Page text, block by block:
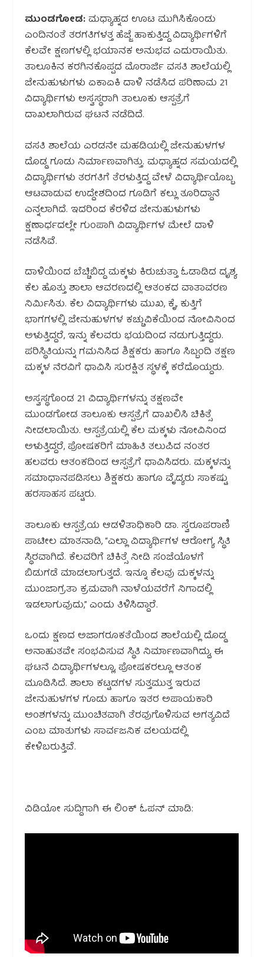
ಮುಂಡಗೋಡ:ಮಧ್ಯಾಹ್ನದ ಊಟ ಮುಗಿಸಿಕೊಂಡು
ಎಂದಿನಂತೆ ತರಗತಿಗಳತ್ತ ಹೆಜ್ಜೆ ಹಾಕುತ್ತಿದ್ದ ವಿದ್ಯಾರ್ಥಿಗಳಿಗೆ
ಕೆಲವೇ ಕ್ಷಣಗಳಲ್ಲಿ ಭಯಾನಕ ಅನುಭವ ಎದುರಾಯಿತು.
ತಾಲೂಕಿನ ಕರಗಿನಕೊಪ್ಪದ ಮೊರಾರ್ಜಿ ವಸತಿ ಶಾಲೆಯಲ್ಲಿ
ಜೇನುಹುಳುಗಳು ಏಕಾಏಕಿ ದಾಳಿ ನಡೆಸಿದ ಪರಿಣಾಮ 21
ವಿದ್ಯಾರ್ಥಿಗಳು ಅಸ್ವಸ್ಥರಾಗಿ ತಾಲೂಕು ಆಸ್ಪತ್ರೆಗೆ
ದಾಖಲಾಗಿರುವ ಘಟನೆ ನಡೆದಿದೆ.
ವಸತಿ ಶಾಲೆಯ ಎರಡನೇ ಮಹಡಿಯಲ್ಲಿ ಜೇನುಹುಳಗಳ
ದೊಡ್ಡ ಗೂಡು ನಿರ್ಮಾಣವಾಗಿತ್ತು. ಮಧ್ಯಾಹ್ನದ ಸಮಯದಲ್ಲಿ
ವಿದ್ಯಾರ್ಥಿಗಳು ತರಗತಿಗೆ ತೆರಳುತ್ತಿದ್ದ ವೇಳೆ ವಿದ್ಯಾರ್ಥಿಯೊಬ್ಬ
ಆಟವಾಡುವ ಉದ್ದೇಶದಿಂದ ಗೂಡಿಗೆ ಕಲ್ಲು ತೂರಿದ್ದಾನೆ
ಎನ್ನಲಾಗಿದೆ. ಇದರಿಂದ ಕೆರಳಿದ ಜೇನುಹುಳುಗಳು
ಕ್ಷಣಾರ್ಧದಲ್ಲೇ ಗುಂಪಾಗಿ ವಿದ್ಯಾರ್ಥಿಗಳ ಮೇಲೆ ದಾಳಿ
ನಡೆಸಿವೆ.
ದಾಳಿಯಿಂದ ಬೆಚ್ಚಿಬಿದ್ದ ಮಕ್ಕಳು ಕಿರುಚುತ್ತಾ ಓಡಾಡಿದ ದೃಶ್ಯ
ಕೆಲ ಹೊತ್ತು ಶಾಲಾ ಆವರಣದಲ್ಲಿ ಆತಂಕದ ವಾತಾವರಣ
ನಿರ್ಮಿಸಿತು. ಕೆಲ ವಿದ್ಯಾರ್ಥಿಗಳು ಮುಖ, ಕೈ, ಕುತ್ತಿಗೆ
ಭಾಗಗಳಲ್ಲಿ ಜೇನುಹುಳಗಳ ಕಚ್ಚುವಿಕೆಯಿಂದ ನೋವಿನಿಂದ
ಅಳುತ್ತಿದ್ದರೆ, ಇನ್ನು ಕೆಲವರು ಭಯದಿಂದ ನಡುಗುತ್ತಿದ್ದರು.
ಪರಿಸ್ಥಿತಿಯನ್ನು ಗಮನಿಸಿದ ಶಿಕ್ಷಕರು ಹಾಗೂ ಸಿಬ್ಬಂದಿ ತಕ್ಷಣ
ಮಕ್ಕಳ ನೆರವಿಗೆ ಧಾವಿಸಿ ಸುರಕ್ಷಿತ ಸ್ಥಳಕ್ಕೆ ಕರೆದೊಯ್ದರು.
ಅಸ್ವಸ್ಥಗೊಂಡ 21 ವಿದ್ಯಾರ್ಥಿಗಳನ್ನು ತಕ್ಷಣವೇ
ಮುಂಡಗೋಡ ತಾಲೂಕು ಆಸ್ಪತ್ರೆಗೆ ದಾಖಲಿಸಿ ಚಿಕಿತ್ಸೆ
ನೀಡಲಾಯಿತು. ಆಸ್ಪತ್ರೆಯಲ್ಲಿ ಕೆಲ ಮಕ್ಕಳು ನೋವಿನಿಂದ
ಅಳುತ್ತಿದ್ದರೆ, ಪೋಷಕರಿಗೆ ಮಾಹಿತಿ ತಲುಪಿದ ನಂತರ
ಹಲವರು ಆತಂಕದಿಂದ ಆಸ್ಪತ್ರೆಗೆ ಧಾವಿಸಿದರು. ಮಕ್ಕಳನ್ನು
ಸಮಾಧಾನಪಡಿಸಲು ಶಿಕ್ಷಕರು ಹಾಗೂ ವೈದ್ಯರು ಸಾಕಷ್ಟು
ಹರಸಾಹಸ ಪಟ್ಟರು.
ತಾಲೂಕು ಆಸ್ಪತ್ರೆಯ ಆಡಳಿತಾಧಿಕಾರಿ ಡಾ. ಸ್ವರೂಪರಾಣಿ
ಪಾಟೀಲ ಮಾತನಾಡಿ, “ಎಲ್ಲಾ ವಿದ್ಯಾರ್ಥಿಗಳ ಆರೋಗ್ಯ ಸ್ಥಿತಿ
ಸ್ಥಿರವಾಗಿದೆ. ಕೆಲವರಿಗೆ ಚಿಕಿತ್ಸೆ ನೀಡಿ ಸಂಜೆಯೊಳಗೆ
ಬಿಡುಗಡೆ ಮಾಡಲಾಗುತ್ತದೆ. ಇನ್ನೂ ಕೆಲವು ಮಕ್ಕಳನ್ನು
ಮುಂಜಾಗ್ರತಾ ಕ್ರಮವಾಗಿ ನಾಳೆಯವರೆಗೆ ನಿಗಾದಲ್ಲಿ
ಇಡಲಾಗುವುದು,” ಎಂದು ತಿಳಿಸಿದ್ದಾರೆ.
ಒಂದು ಕ್ಷಣದ ಅಜಾಗರೂಕತೆಯಿಂದ ಶಾಲೆಯಲ್ಲಿ ದೊಡ್ಡ
ಅನಾಹುತವೇ ಸಂಭವಿಸುವ ಸ್ಥಿತಿ ನಿರ್ಮಾಣವಾಗಿದ್ದು, ಈ
ಘಟನೆ ವಿದ್ಯಾರ್ಥಿಗಳಲ್ಲೂ, ಪೋಷಕರಲ್ಲೂ ಆತಂಕ
ಮೂಡಿಸಿದೆ. ಶಾಲಾ ಕಟ್ಟಡಗಳ ಸುತ್ತಮುತ್ತ ಇರುವ
ಜೇನುಹುಳಗಳ ಗೂಡು ಹಾಗೂ ಇತರ ಅಪಾಯಕಾರಿ
ಅಂಶಗಳನ್ನು ಮುಂಚಿತವಾಗಿ ತೆರವುಗೊಳಿಸುವ ಅಗತ್ಯವಿದೆ
ಎಂಬ ಮಾತುಗಳು ಸಾರ್ವಜನಿಕ ವಲಯದಲ್ಲಿ
ಕೇಳಿಬರುತ್ತಿವೆ.
ವಿಡಿಯೋ ಸುದ್ದಿಗಾಗಿ ಈ ಲಿಂಕ್ ಓಪನ್ ಮಾಡಿ: